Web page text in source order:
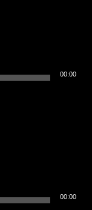
00:00
00:00